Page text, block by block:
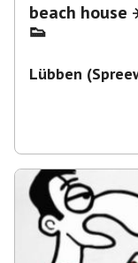
beach house
👟
Lübben